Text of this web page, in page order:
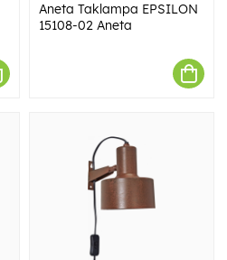
Aneta Taklampa EPSILON
15108-02 Aneta